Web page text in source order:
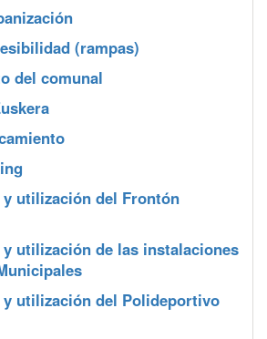
(rampas)
del comunal
utilización del Frontón
utilización de las instalaciones
utilización del Polideportivo